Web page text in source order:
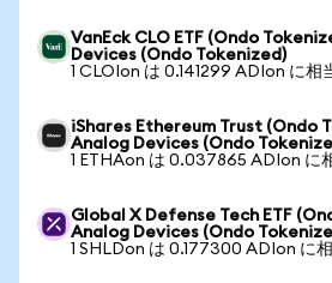
VanEck CLO ETF (Ondo
Devices (Ondo Tokenized)
1 CLOIon は 0.141299 ADIon に相
iShares Ethereum Trust (Ondo
Analog Devices (Ondo
1 ETHAon は 0.037865 ADIon に
Global X Defense Tech ETF
Analog Devices (Ondo
1 SHLDon は 0.177300 ADIon に